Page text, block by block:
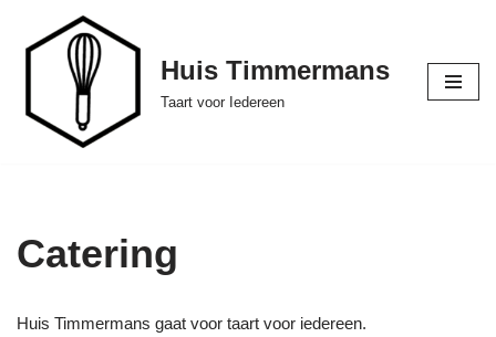
de
inhoud
Huis Timmermans
Taart voor Iedereen
Catering
Huis Timmermans gaat voor taart voor iedereen.